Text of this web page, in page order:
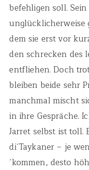
befehligen soll.
unglücklicherweise
dem sie erst vor
den schrecken des
entfliehen. Doch
bleiben beide sehr
manchmal mischt
in ihre Gespräche.
Jarret selbst ist toll.
di´Taykaner – je
´kommen, desto